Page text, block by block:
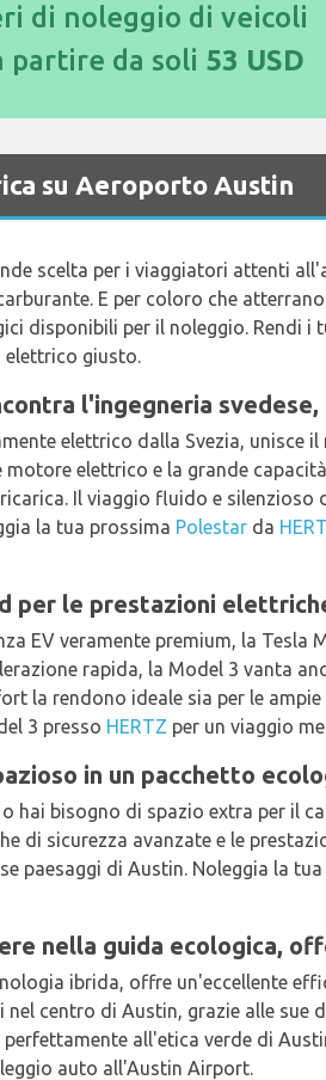
di noleggio di veicoli
da soli 53 USD
su Aeroporto Austin
scelta per i viaggiatori attenti
E per coloro che
disponibili per il noleggio. Rendi
elettrico giusto.
l'ingegneria
elettrico dalla Svezia, unisce
elettrico e la grande
Il viaggio fluido e
la tua prossima Polestar da
per le prestazioni
EV veramente premium, la
rapida, la Model 3 vanta
la rendono ideale sia per le
3 presso HERTZ per un viaggio
in un pacchetto
hai bisogno di spazio extra per il
di sicurezza avanzate e le
paesaggi di Austin. Noleggia la tua
nella guida ecologica,
ibrida, offre un'eccellente
centro di Austin, grazie alle sue
all'etica verde di
auto all'Austin Airport.